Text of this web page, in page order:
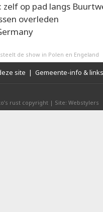
zelf op pad langs
overleden
de show in Polen en Engeland
site | Gemeente-info & links
rust copyright | Site: Webstylers